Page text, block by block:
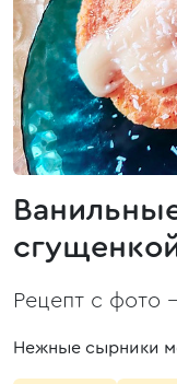
Рецепт с фото
Нежные сырники